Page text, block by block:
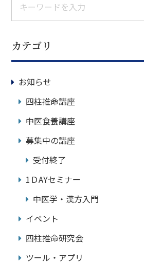
カテゴリ
お知らせ
四柱推命講座
中医食養講座
募集中の講座
受付終了
1ＤAYセミナー
中医学・漢方入門
イベント
四柱推命研究会
ツール・アプリ